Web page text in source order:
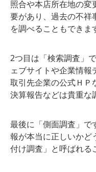
照合や本店所在地の変
要があり、過去の不祥
を調べることもできま
2つ目は「検索調査」
ェブサイトや企業情報
取引先企業の公式ＨＰ
決算報告などは貴重な
最後に「側面調査」で
報が本当に正しいかど
付け調査」と呼ばれる